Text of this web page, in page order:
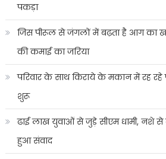
पकड़ा
जिस पीरूल से जंगलों में बढ़ता है आग का
की कमाई का जरिया
परिवार के साथ किराये के मकान में रह रहे
शुरू
ढाई लाख युवाओं से जुड़े सीएम धामी,
हुआ संवाद